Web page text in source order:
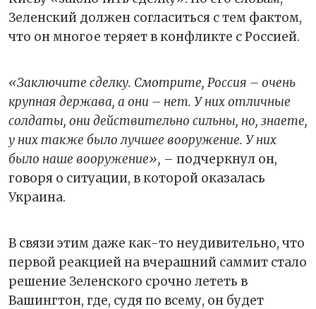
Зеленский должен согласиться с тем фактом,
что он многое теряет в конфликте с Россией.
«Заключите сделку. Смотрите, Россия – очень
крупная держава, а они – нет. У них отличные
солдаты, они действительно сильны, но, знаете,
у них также было лучшее вооружение. У них
было наше вооружение», – подчеркнул он,
говоря о ситуации, в которой оказалась
Украина.
В связи этим даже как-то неудивительно, что
первой реакцией на вчерашний саммит стало
решение Зеленского срочно лететь в
Вашингтон, где, судя по всему, он будет